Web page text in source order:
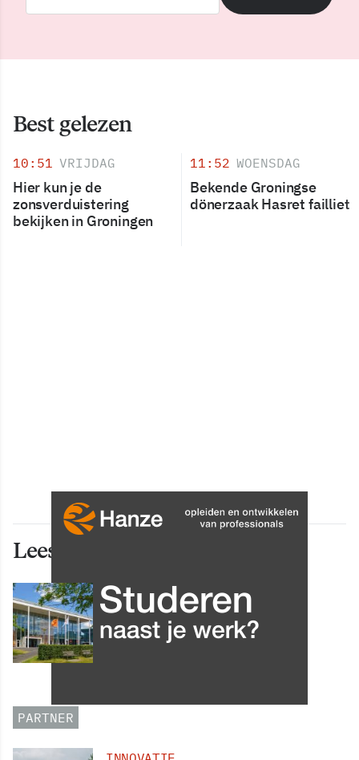
Best gelezen
10:51 VRIJDAG
Hier kun je de
zonsverduistering
bekijken in Groningen
11:52 WOENSDAG
Bekende Groningse
dönerzaak Hasret failliet
Lees ook deze artikelen
INNOVATIE
Grip op data en informatie:
Leergang Data en
PARTNER